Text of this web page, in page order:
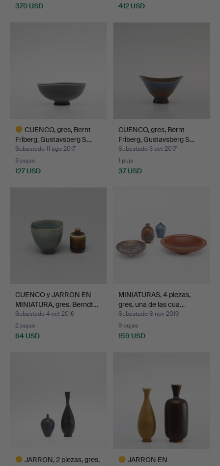
370 USD
412 USD
CUENCO, gres, Bernt
Friberg, Gustavsberg S…
Subastado 11 ago 2017
3 pujas
127 USD
CUENCO, gres, Bernt
Friberg, Gustavsberg S…
Subastado 3 oct 2017
1 puja
37 USD
CUENCO y JARRON EN
MINIATURA, gres, Berndt…
Subastado 4 oct 2016
2 pujas
64 USD
MINIATURAS, 4 piezas,
gres, una de las cua…
Subastado 8 nov 2019
9 pujas
159 USD
JARRON, 2 piezas, gres,
JARRON EN